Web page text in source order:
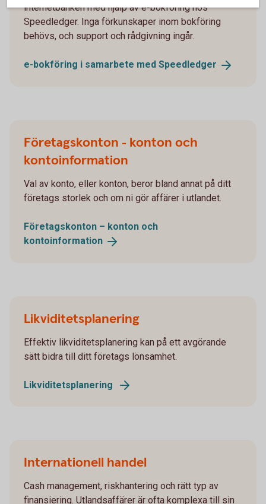
internetbanken med hjälp av e-bokföring hos
Speedledger. Inga förkunskaper inom bokföring
behövs, och support och rådgivning ingår.
e-bokföring i samarbete med Speedledger
Företagskonton - konton och
kontoinformation
Val av konto, eller konton, beror bland annat på ditt
företags storlek och om ni gör affärer i utlandet.
Företagskonton – konton och
kontoinformation
Likviditetsplanering
Effektiv likviditetsplanering kan på ett avgörande
sätt bidra till ditt företags lönsamhet.
Likviditetsplanering
Internationell handel
Cash management, riskhantering och rätt typ av
finansiering. Utlandsaffärer är ofta komplexa till sin